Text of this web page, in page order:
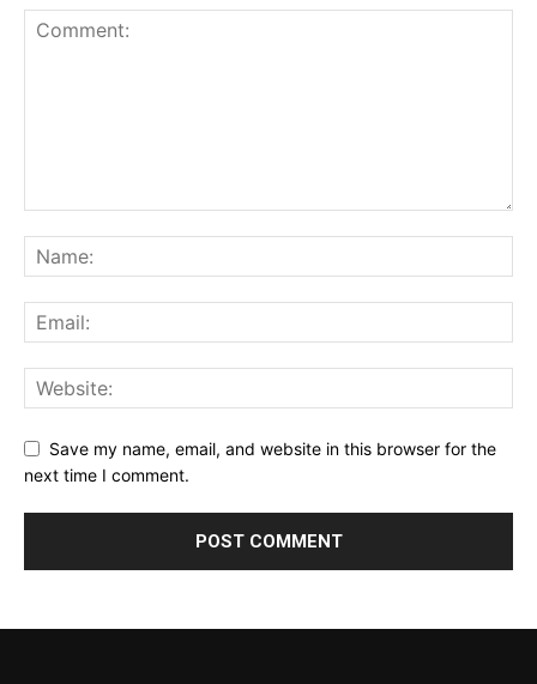
Save my name, email, and website in this browser for the
next time I comment.